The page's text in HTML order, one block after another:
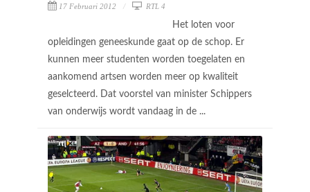
17 Februari 2012 RTL 4
Het loten voor
opleidingen geneeskunde gaat op de schop. Er
kunnen meer studenten worden toegelaten en
aankomend artsen worden meer op kwaliteit
geselcteerd. Dat voorstel van minister Schippers
van onderwijs wordt vandaag in de ...